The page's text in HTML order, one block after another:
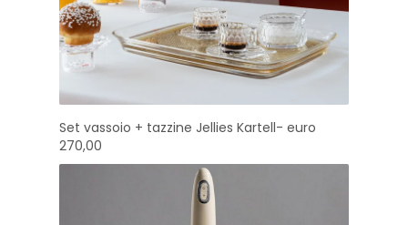
Set vassoio + tazzine Jellies Kartell- euro
270,00